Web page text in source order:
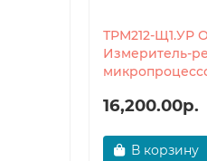
ТРМ212-Щ1.УР
Измеритель-
16,200.00р.
В корзину